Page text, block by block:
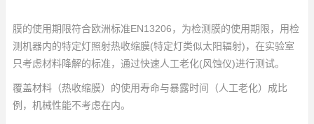
膜的使用期限符合欧洲标准EN13206，为检测膜的使用期限，用检
测机器内的特定灯照射热收缩膜(特定灯类似太阳辐射)，在实验室
只考虑材料降解的标准，通过快速人工老化(风蚀仪)进行测试。
覆盖材料（热收缩膜）的使用寿命与暴露时间（人工老化）成比
例，机械性能不考虑在内。